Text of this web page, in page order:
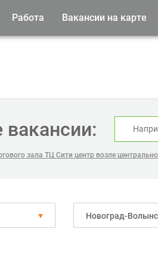
Работа Вакансии на карте
вакансии:
зала ТЦ Сити центр возле
Новоград-